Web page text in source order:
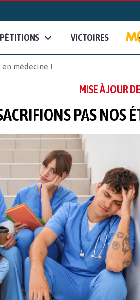
PÉTITIONS VICTOIRES
en médecine !
MISE À JOUR
PAS NOS